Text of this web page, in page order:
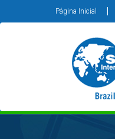
Página Inicial